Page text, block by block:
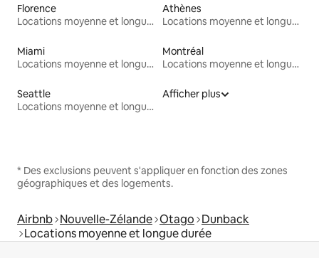
Florence
Locations moyenne et longue durée
Athènes
Locations moyenne et longue durée
Miami
Locations moyenne et longue durée
Montréal
Locations moyenne et longue durée
Seattle
Locations moyenne et longue durée
Afficher plus
* Des exclusions peuvent s'appliquer en fonction des zones
géographiques et des logements.
Airbnb Nouvelle-Zélande Otago Dunback
Locations moyenne et longue durée